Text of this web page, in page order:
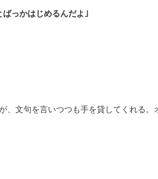
っかはじめるんだよ｣
、文句を言いつつも手を貸してくれる。